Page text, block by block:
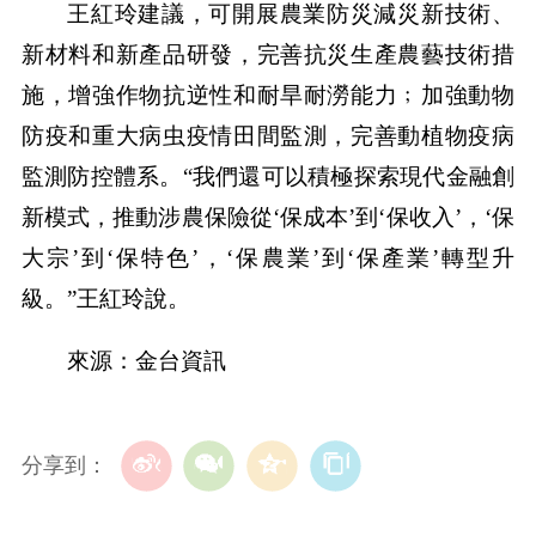
王紅玲建議，可開展農業防災減災新技術、
新材料和新產品研發，完善抗災生產農藝技術措
施，增強作物抗逆性和耐旱耐澇能力﹔加強動物
防疫和重大病虫疫情田間監測，完善動植物疫病
監測防控體系。“我們還可以積極探索現代金融創
新模式，推動涉農保險從‘保成本’到‘保收入’，‘保
大宗’到‘保特色’，‘保農業’到‘保產業’轉型升
級。”王紅玲說。
來源：金台資訊
分享到：